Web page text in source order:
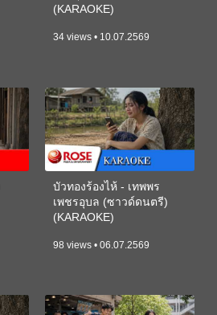
(KARAOKE)
34 views • 10.07.2569
บัวทองร้องไห้ - เทพพร
เพชรอุบล (ซาวด์ดนตรี)
(KARAOKE)
98 views • 06.07.2569